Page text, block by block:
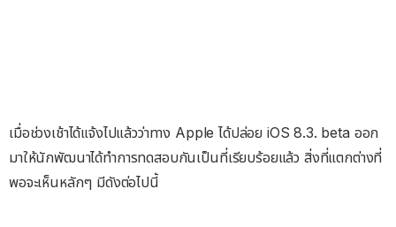
เมื่อช่วงเช้าได้แจ้งไปแล้วว่าทาง Apple ได้ปล่อย iOS 8.3. beta ออก
มาให้นักพัฒนาได้ทำการทดสอบกันเป็นที่เรียบร้อยแล้ว สิ่งที่แตกต่างที่
พอจะเห็นหลักๆ มีดังต่อไปนี้